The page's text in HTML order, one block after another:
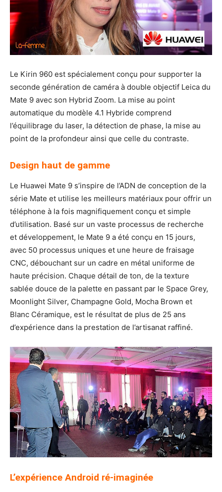
Le Kirin 960 est spécialement conçu pour supporter la
seconde génération de caméra à double objectif Leica du
Mate 9 avec son Hybrid Zoom. La mise au point
automatique du modèle 4.1 Hybride comprend
l’équilibrage du laser, la détection de phase, la mise au
point de la profondeur ainsi que celle du contraste.
Design haut de gamme
Le Huawei Mate 9 s’inspire de l’ADN de conception de la
série Mate et utilise les meilleurs matériaux pour offrir un
téléphone à la fois magnifiquement conçu et simple
d’utilisation. Basé sur un vaste processus de recherche
et développement, le Mate 9 a été conçu en 15 jours,
avec 50 processus uniques et une heure de fraisage
CNC, débouchant sur un cadre en métal uniforme de
haute précision. Chaque détail de ton, de la texture
sablée douce de la palette en passant par le Space Grey,
Moonlight Silver, Champagne Gold, Mocha Brown et
Blanc Céramique, est le résultat de plus de 25 ans
d’expérience dans la prestation de l’artisanat raffiné.
L’expérience Android ré-imaginée